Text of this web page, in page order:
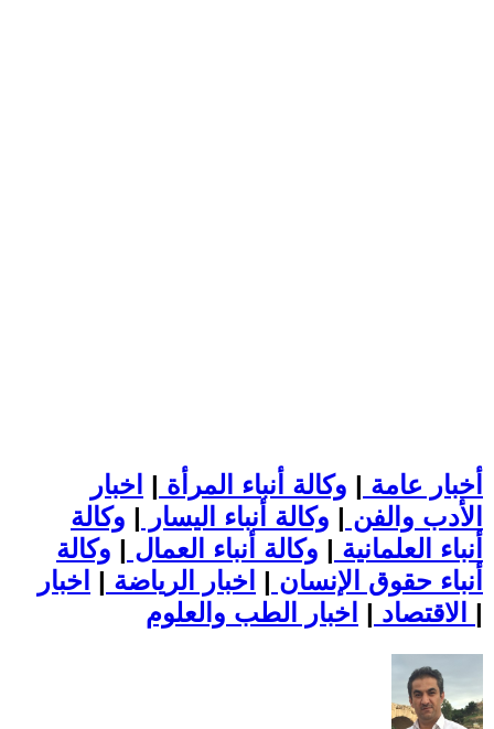
أخبار عامة | وكالة أنباء المرأة | اخبار
الأدب والفن | وكالة أنباء اليسار | وكالة
أنباء العلمانية | وكالة أنباء العمال | وكالة
أنباء حقوق الإنسان | اخبار الرياضة | اخبار
الاقتصاد | |